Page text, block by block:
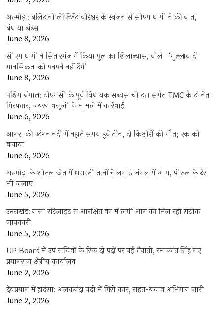
अल्मोड़ा: बलिदानी लेफ्टिनेंट बीरेश्वर के स्वजन से सीएम धामी ने की बात,
बंधाया ढांढस
June 8, 2026
सीएम धामी ने सितारगंज में किया पुल का शिलान्यास, बोले- ‘मुल्लावादी
मानसिकता को पनपने नहीं देंगे’
June 8, 2026
पश्चिम बंगाल: टीएमसी के पूर्व विधायक सब्यसाची दत्ता समेत TMC के दो नेता
गिरफ्तार, जबरन वसूली के मामले में कार्रवाई
June 6, 2026
आगरा की उटंगन नदी में नहाते समय डूबे तीन, दो किशोरों की मौत; एक को
बचाया
June 6, 2026
अल्मोड़ा के शीतलाखेत में शरारती तत्वों ने लगाई जंगल में आग, पीरूल के ढेर
भी जलाए
June 5, 2026
उत्तराखंड: नासा सेटेलाइट से आरक्षित वन में लगी आग की मिल रही सटीक
जानकारी
June 5, 2026
UP Board में उप सचिवों के रिक्त दो पदों पर नई तैनाती, रमाकांत सिंह गए
प्रयागराज क्षेत्रीय कार्यालय
June 2, 2026
देवप्रयाग में हादसा: अलकनंदा नदी में गिरी कार, राहत-बचाव अभियान जारी
June 2, 2026